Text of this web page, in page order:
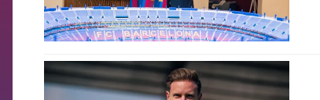
FCB Barcelona badge